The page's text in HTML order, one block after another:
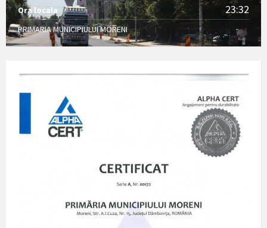
Ora locala 23:32
PRIMARIA MUNICIPIULUI MORENI